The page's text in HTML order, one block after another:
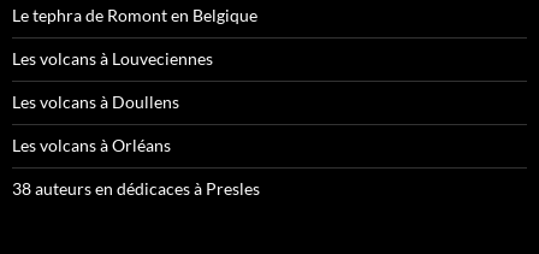
Le tephra de Romont en Belgique
Les volcans à Louveciennes
Les volcans à Doullens
Les volcans à Orléans
38 auteurs en dédicaces à Presles